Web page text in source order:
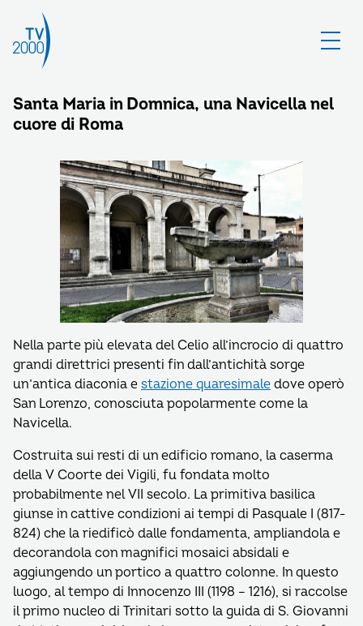
Santa Maria in Domnica, una Navicella nel
cuore di Roma
Nella parte più elevata del Celio all’incrocio di quattro
grandi direttrici presenti fin dall’antichità sorge
un’antica diaconia e stazione quaresimale dove operò
San Lorenzo, conosciuta popolarmente come la
Navicella.
Costruita sui resti di un edificio romano, la caserma
della V Coorte dei Vigili, fu fondata molto
probabilmente nel VII secolo. La primitiva basilica
giunse in cattive condizioni ai tempi di Pasquale I (817-
824) che la riedificò dalle fondamenta, ampliandola e
decorandola con magnifici mosaici absidali e
aggiungendo un portico a quattro colonne. In questo
luogo, al tempo di Innocenzo III (1198 – 1216), si raccolse
il primo nucleo di Trinitari sotto la guida di S. Giovanni